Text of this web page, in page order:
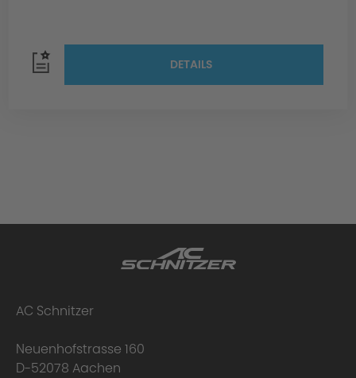
DETAILS
AC Schnitzer
Neuenhofstrasse 160
D-52078 Aachen